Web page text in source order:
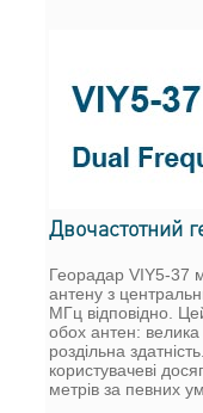
Двочастотний
Георадар VIY5-37
антену з
МГц відповідно.
обох антен:
роздільна
користувачеві
метрів за певних